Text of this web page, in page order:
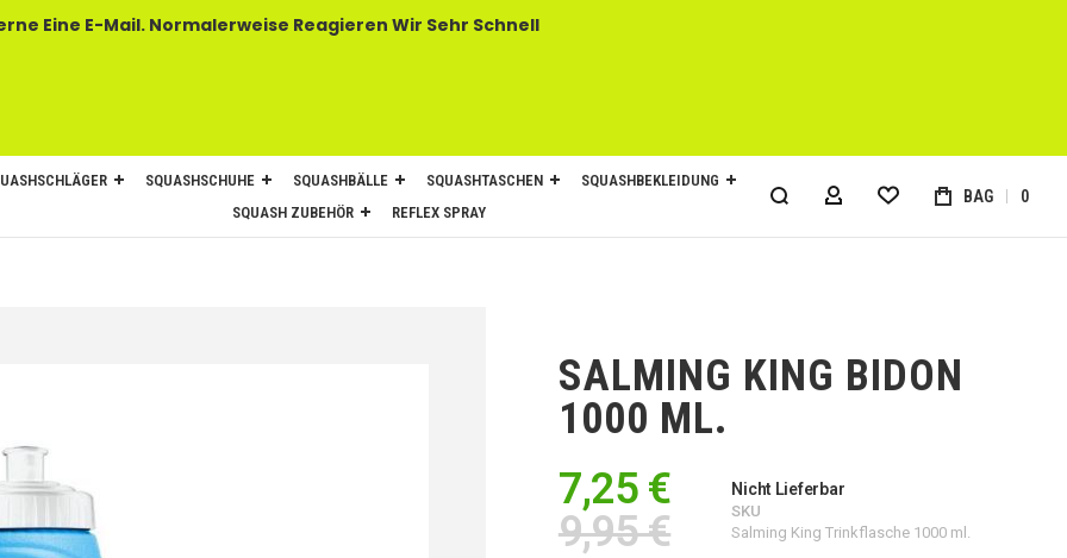
Mail. Normalerweise Reagieren Wir Sehr Schnell
SQUASHSCHUHE SQUASHBÄLLE SQUASHTASCHEN
SQUASHBEKLEIDUNG
SQUASH ZUBEHÖR
REFLEX SPRAY MY ACCOUNT BAG 0
SALMING KING BIDON
1000 ML.
7,25 €
9,95 €
Nicht Lieferbar
SKU
Salming King Trinkflasche 1000 ml.